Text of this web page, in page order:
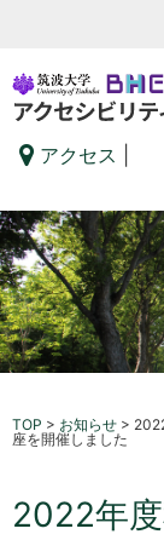
アクセス
TOP > お知らせ >
座を開催しました
2022年